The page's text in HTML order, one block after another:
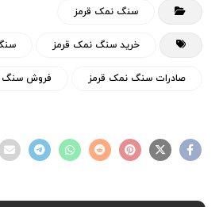
سنگ نمک قرمز
خرید سنگ نمک قرمز
صادرات سنگ نمک قرمز فروش سنگ